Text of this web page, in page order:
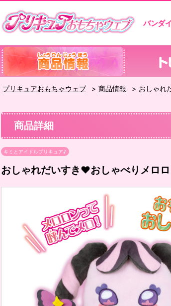
バンダ
プリキュアおもちゃウェブ 商品情報 おしゃれ
商品詳細
キミとアイドルプリキュア♪
おしゃれだいすき♥おしゃべりメロ